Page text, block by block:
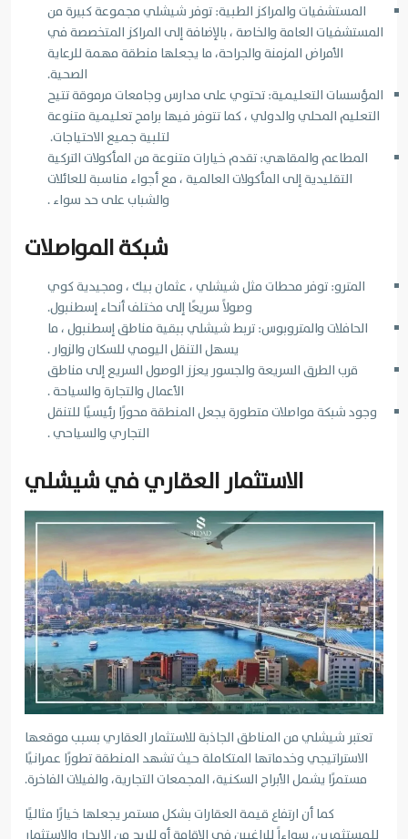
المستشفيات والمراكز الطبية: توفر شيشلي مجموعة كبيرة من
المستشفيات العامة والخاصة ، بالإضافة إلى المراكز المتخصصة في
الأمراض المزمنة والجراحة، ما يجعلها منطقة مهمة للرعاية
الصحية.
المؤسسات التعليمية: تحتوي على مدارس وجامعات مرموقة تتيح
التعليم المحلي والدولي ، كما تتوفر فيها برامج تعليمية متنوعة
لتلبية جميع الاحتياجات.
المطاعم والمقاهي: تقدم خيارات متنوعة من المأكولات التركية
التقليدية إلى المأكولات العالمية ، مع أجواء مناسبة للعائلات
والشباب على حد سواء .
شبكة المواصلات
المترو: توفر محطات مثل شيشلي ، عثمان بيك ، ومجيدية كوي
وصولاً سريعًا إلى مختلف أنحاء إسطنبول.
الحافلات والمتروبوس: تربط شيشلي ببقية مناطق إسطنبول ، ما
يسهل التنقل اليومي للسكان والزوار .
قرب الطرق السريعة والجسور يعزز الوصول السريع إلى مناطق
الأعمال والتجارة والسياحة .
وجود شبكة مواصلات متطورة يجعل المنطقة محورًا رئيسيًا للتنقل
التجاري والسياحي .
الاستثمار العقاري في شيشلي
تعتبر شيشلي من المناطق الجاذبة للاستثمار العقاري بسبب موقعها
الاستراتيجي وخدماتها المتكاملة حيثتشهد المنطقة تطورًا عمرانيًا
مستمرًا يشمل الأبراج السكنية، المجمعات التجارية، والفيلات الفاخرة.
كما أن ارتفاع قيمة العقارات بشكل مستمر يجعلها خيارًا مثاليًا